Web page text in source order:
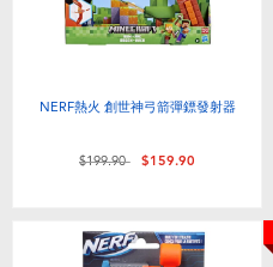
NERF熱火 創世神弓箭彈鏢發射器
價格從
$199.90至$159.90